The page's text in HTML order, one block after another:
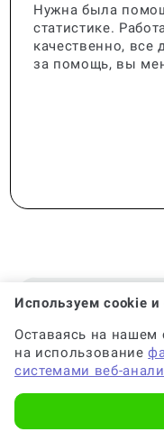
Кто
реферата?
Как искать
реферата?
Нужна была
статистике.
качественно, все
за помощь, вы
🟢 Консультант:
🟢 Гарантия на
Используем cookie
Оставаясь на нашем
на использование
системами веб-